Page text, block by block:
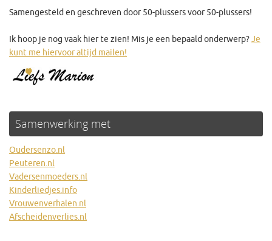
Samengesteld en geschreven door 50-plussers voor 50-plussers!
Ik hoop je nog vaak hier te zien! Mis je een bepaald onderwerp?Je
kunt me hiervoor altijd mailen!
Samenwerking met
Oudersenzo.nl
Peuteren.nl
Vadersenmoeders.nl
Kinderliedjes.info
Vrouwenverhalen.nl
Afscheidenverlies.nl